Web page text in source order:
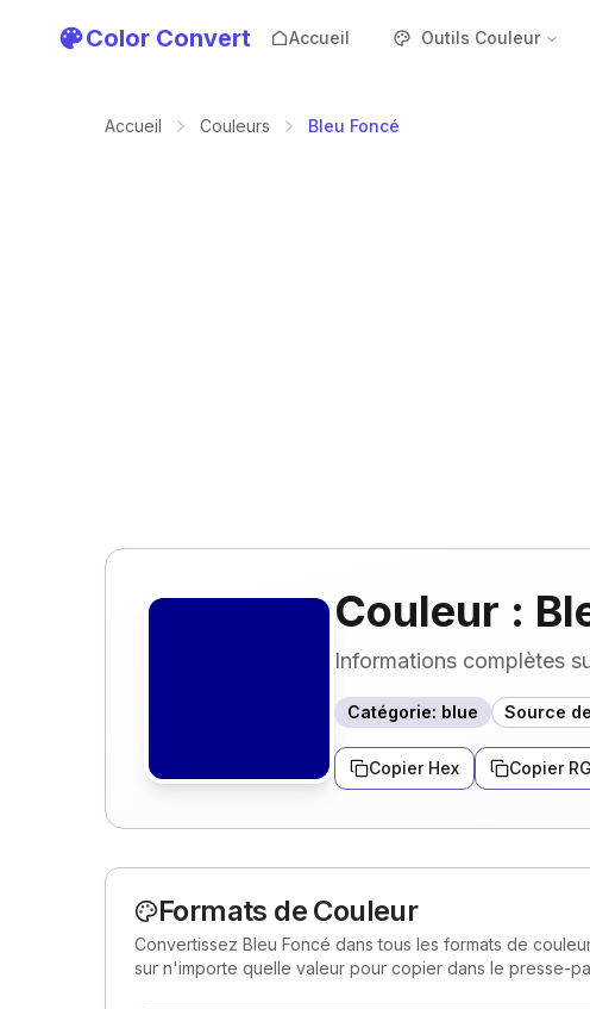
Color Convert Accueil Outils Couleur
Accueil Couleurs Bleu Foncé
Couleur :
Informations complètes
Catégorie: blue Source
Copier Hex Copier
Formats de Couleur
Convertissez Bleu Foncé dans tous les formats de
sur n'importe quelle valeur pour copier dans le presse-